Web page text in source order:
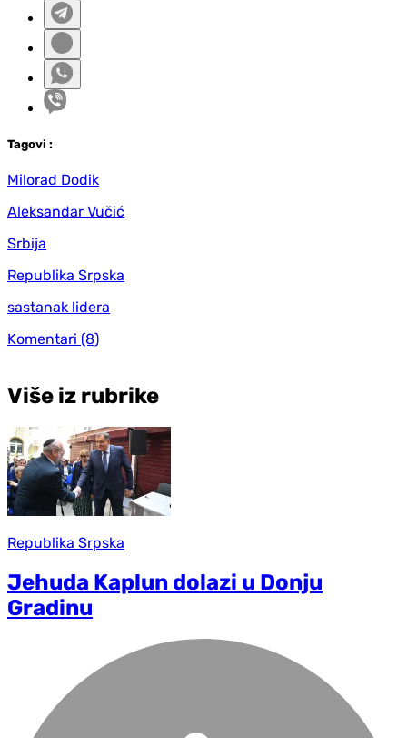
Tagovi :
Milorad Dodik
Aleksandar Vučić
Srbija
Republika Srpska
sastanak lidera
Komentari (8)
Više iz rubrike
Republika Srpska
Jehuda Kaplun dolazi u Donju
Gradinu